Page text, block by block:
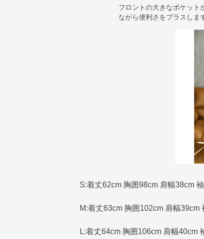
フロントの大きなポケット
ながら便利さをプラスしま
S:着丈62cm 胸囲98cm 肩幅38cm
M:着丈63cm 胸囲102cm 肩幅39cm
L:着丈64cm 胸囲106cm 肩幅40cm